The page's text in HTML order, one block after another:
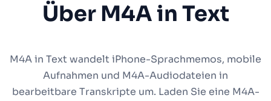
Über M4A in Text
M4A in Text wandelt iPhone-Sprachmemos, mobile
Aufnahmen und M4A-Audiodateien in
bearbeitbare Transkripte um. Laden Sie eine M4A-